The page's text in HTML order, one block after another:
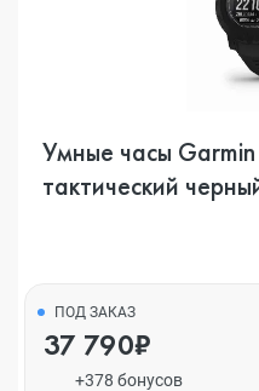
Умные часы
тактический
ПОД ЗАКАЗ
37 790₽
+378 бонусов